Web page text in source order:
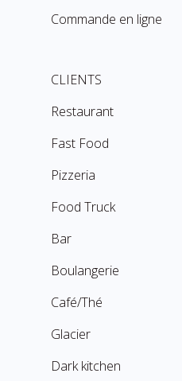
Commande en ligne
CLIENTS
Restaurant
Fast Food
Pizzeria
Food Truck
Bar
Boulangerie
Café/Thé
Glacier
Dark kitchen